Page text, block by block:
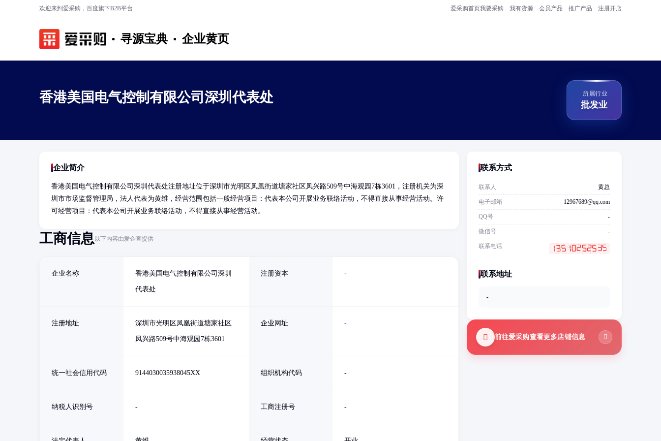
欢迎来到爱采购，百度旗下B2B平台 爱采购首页我要采购 我有货源 会员产品 推广产品 注册开店
寻源宝典 企业黄页
香港美国电气控制有限公司深圳代表处 所属行业
批发业
企业简介
香港美国电气控制有限公司深圳代表处注册地址位于深圳市光明区凤凰街道塘家社区凤兴路509号中海观园7栋3601，注册机关为深
圳市市场监督管理局，法人代表为黄维，经营范围包括一般经营项目：代表本公司开展业务联络活动，不得直接从事经营活动。许
可经营项目：代表本公司开展业务联络活动，不得直接从事经营活动。
工商信息以下内容由爱企查提供
企业名称 香港美国电气控制有限公司深圳
代表处
注册资本 -
注册地址 深圳市光明区凤凰街道塘家社区
凤兴路509号中海观园7栋3601
企业网址 -
统一社会信用代码 9144030035938045XX 组织机构代码 -
纳税人识别号 - 工商注册号 -
联系方式
联系人 黄总
电子邮箱 12967689@qq.com
QQ号 -
微信号 -
联系电话
联系地址
-
前往爱采购查看更多店铺信息